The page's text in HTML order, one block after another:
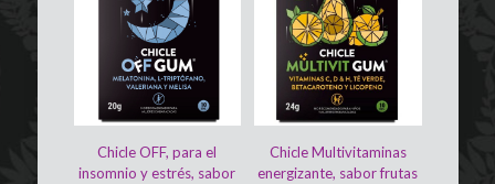
Chicle OFF, para el
insomnio y estrés, sabor
Chicle Multivitaminas
energizante, sabor frutas